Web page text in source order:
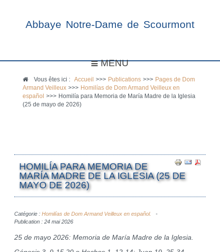
Abbaye Notre-Dame de Scourmont
MENU
Vous êtes ici :Accueil >>> Publications >>> Pages de Dom
Armand Veilleux >>> Homilías de Dom Armand Veilleux en
español
>>> Homilía para Memoria de María Madre de la Iglesia
(25 de mayo de 2026)
HOMILÍA PARA MEMORIA DE
MARÍA MADRE DE LA IGLESIA (25 DE
MAYO DE 2026)
Catégorie : Homilías de Dom Armand Veilleux en español.
Publication : 24 mai 2026
25 de mayo 2026: Memoria de María Madre de la Iglesia.